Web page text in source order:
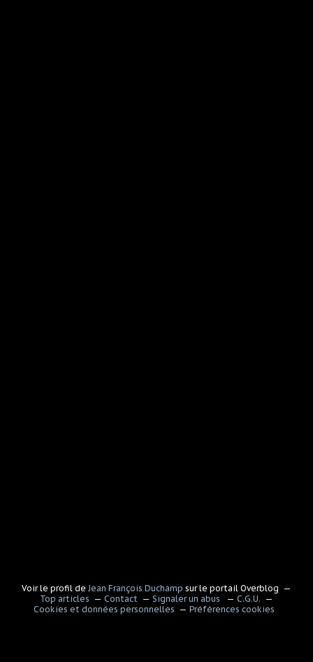
Voir le profil de Jean François Duchamp sur le portail Overblog
Top articles
Contact Signaler un abus
C.G.U.
Cookies et données personnelles
Préférences cookies